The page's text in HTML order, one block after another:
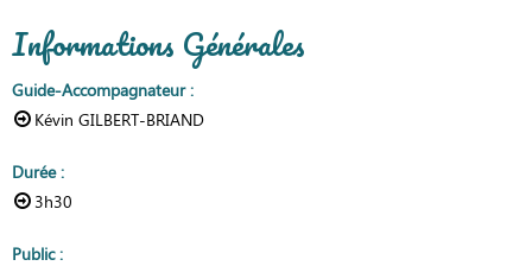
Informations Générales
Guide-Accompagnateur:
Kévin GILBERT-BRIAND
Durée:
3h30
Public: